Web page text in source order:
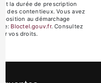
la durée de prescription
des contentieux. Vous avez
au démarchage
Bloctel.gouv.fr. Consultez
vos droits.